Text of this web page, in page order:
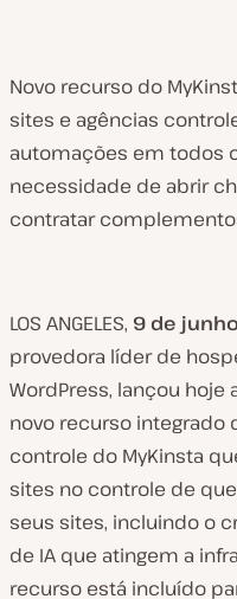
Novo recurso do
sites e agências
automações em todos
necessidade de abrir
contratar
LOS ANGELES, 9 de
provedora líder de
WordPress, lançou hoje
novo recurso integrado
controle do MyKinsta
sites no controle de
seus sites, incluindo o
de IA que atingem a
recurso está incluído